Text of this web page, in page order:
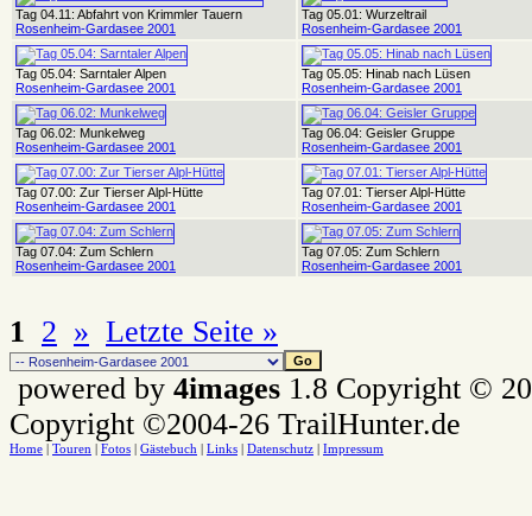
Tag 04.11: Abfahrt von Krimmler Tauern
Rosenheim-Gardasee 2001
Tag 05.01: Wurzeltrail
Rosenheim-Gardasee 2001
Tag 05.04: Sarntaler Alpen
Rosenheim-Gardasee 2001
Tag 05.05: Hinab nach Lüsen
Rosenheim-Gardasee 2001
Tag 06.02: Munkelweg
Rosenheim-Gardasee 2001
Tag 06.04: Geisler Gruppe
Rosenheim-Gardasee 2001
Tag 07.00: Zur Tierser Alpl-Hütte
Rosenheim-Gardasee 2001
Tag 07.01: Tierser Alpl-Hütte
Rosenheim-Gardasee 2001
Tag 07.04: Zum Schlern
Rosenheim-Gardasee 2001
Tag 07.05: Zum Schlern
Rosenheim-Gardasee 2001
1 2 » Letzte Seite »
powered by 4images 1.8 Copyright ©
Copyright ©2004-26 TrailHunter.de
Home Touren Fotos Gästebuch Links Datenschutz Impressum